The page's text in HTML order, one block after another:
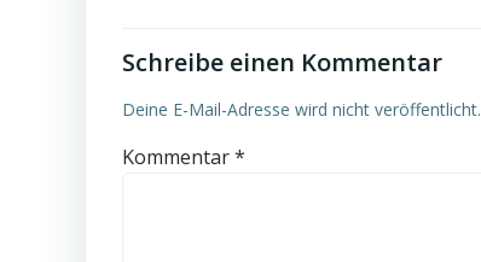
Schreibe einen Kommentar
Deine E-Mail-Adresse wird nicht veröffentlicht.
Kommentar*